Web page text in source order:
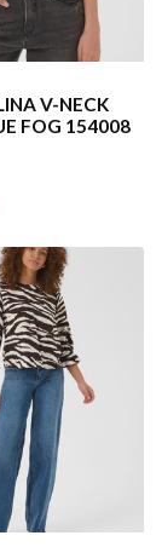
V-NECK
FOG 154008